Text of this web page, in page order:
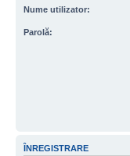
Nume utilizator:
Parolă:
ÎNREGISTRARE